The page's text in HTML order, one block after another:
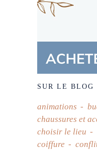
SUR LE BLOG
animations
chaussures et
choisir le lieu
coiffure